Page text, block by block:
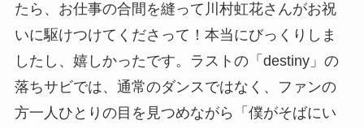
たら、お仕事の合間を縫って川村虹花さんがお祝
いに駆けつけてくださって！本当にびっくりしま
したし、嬉しかったです。ラストの「destiny」の
落ちサビでは、通常のダンスではなく、ファンの
方一人ひとりの目を見つめながら「僕がそばにい